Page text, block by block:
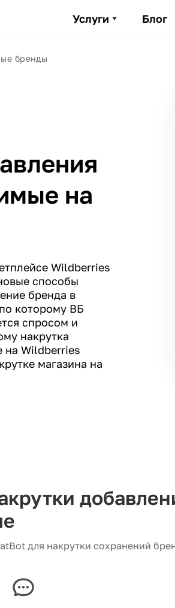
Услуги Блог
бренды
на
Wildberries
способы
бренда в
которому ВБ
спросом и
накрутка
на Wildberries
магазина на
для накрутки сохранений